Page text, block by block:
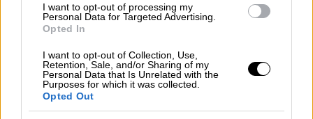
I want to opt-out of processing my
Personal Data for Targeted Advertising.
Opted In
I want to opt-out of Collection, Use,
Retention, Sale, and/or Sharing of my
Personal Data that Is Unrelated with the
Purposes for which it was collected.
Opted Out
αναβολή της έναρξης του ελληνικού
πρωταθλήματος μ' ένα κλικ στο
Διαβάστε ακόμη
επιστήμονες